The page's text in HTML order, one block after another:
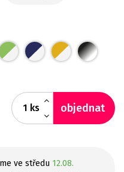
ks objednat
ve středu 12.08.